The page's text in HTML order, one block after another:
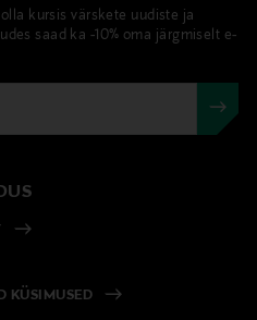
kursis värskete uudiste ja
saad ka -10% oma järgmiselt e-
KÜSIMUSED